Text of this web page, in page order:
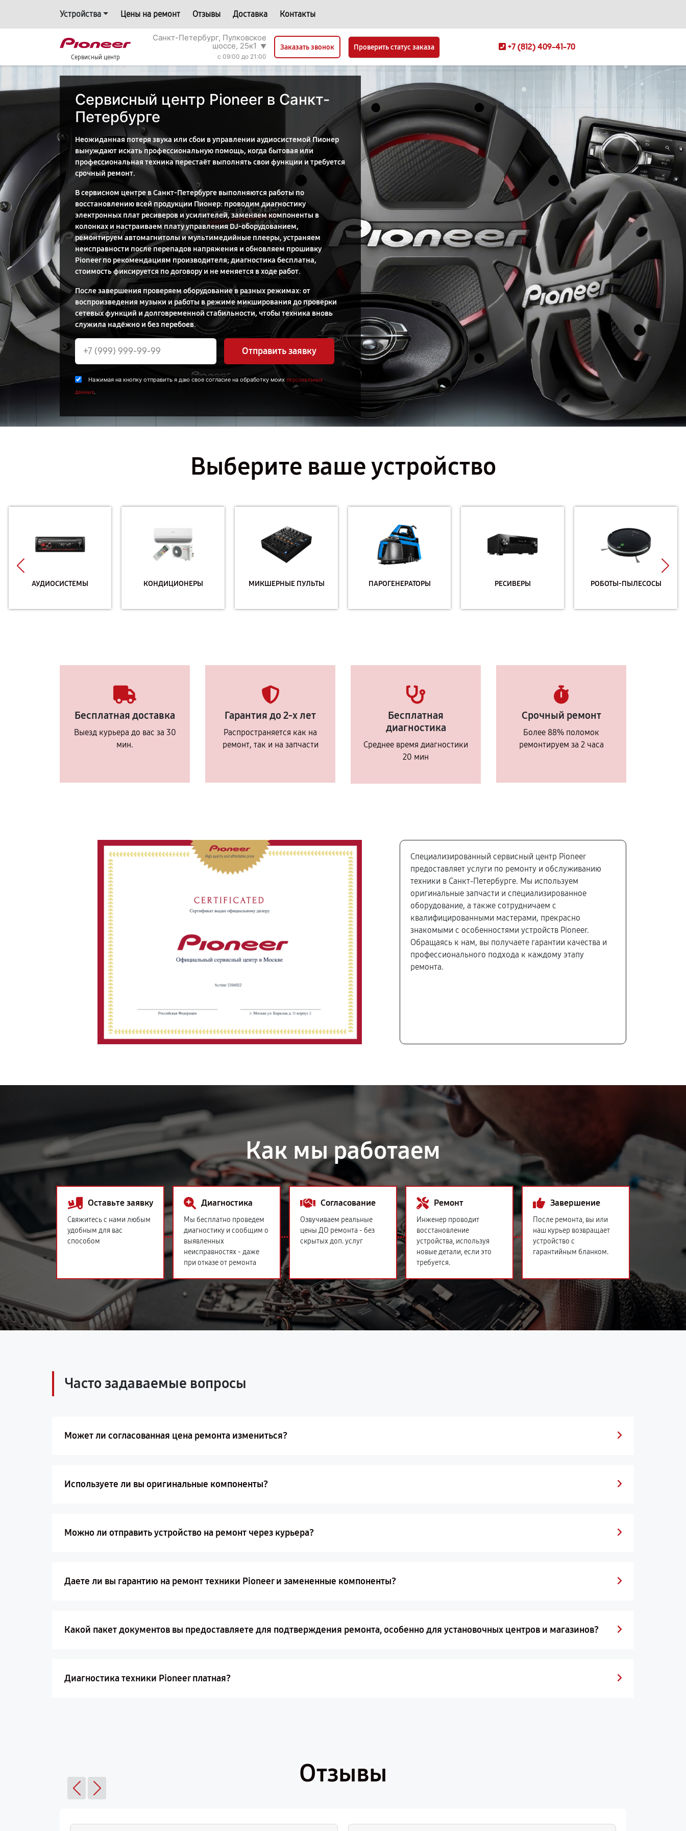
Устройства Цены на ремонт Отзывы Доставка Контакты
Сервисный центр
Санкт-Петербург, Пулковское
шоссе, 25к1
▼
c 09:00 до 21:00
Заказать звонок Проверить статус заказа +7 (812) 409-41-70
Сервисный центр Pioneer в Санкт-
Петербурге
Неожиданная потеря звука или сбои в управлении аудиосистемой Пионер
вынуждают искать профессиональную помощь, когда бытовая или
профессиональная техника перестаёт выполнять свои функции и требуется
срочный ремонт.
В сервисном центре в Санкт-Петербурге выполняются работы по
восстановлению всей продукции Пионер: проводим диагностику
электронных плат ресиверов и усилителей, заменяем компоненты в
колонках и настраиваем плату управления DJ-оборудованием,
ремонтируем автомагнитолы и мультимедийные плееры, устраняем
неисправности после перепадов напряжения и обновляем прошивку
Pioneer по рекомендациям производителя; диагностика бесплатна,
стоимость фиксируется по договору и не меняется в ходе работ.
После завершения проверяем оборудование в разных режимах: от
воспроизведения музыки и работы в режиме микширования до проверки
сетевых функций и долговременной стабильности, чтобы техника вновь
служила надёжно и без перебоев.
Отправить заявку
Нажимая на кнопку отправить я даю свое согласие на обработку моих персональных
данных.
Выберите ваше устройство
АУДИОСИСТЕМЫ КОНДИЦИОНЕРЫ МИКШЕРНЫЕ ПУЛЬТЫ ПАРОГЕНЕРАТОРЫ РЕСИВЕРЫ РОБОТЫ-ПЫЛЕСОСЫ
Бесплатная доставка
Выезд курьера до вас за 30
мин.
Гарантия до 2-х лет
Распространяется как на
ремонт, так и на запчасти
Бесплатная
диагностика
Среднее время диагностики
20 мин
Срочный ремонт
Более 88% поломок
ремонтируем за 2 часа
Специализированный сервисный центр Pioneer
предоставляет услуги по ремонту и обслуживанию
техники в Санкт-Петербурге. Мы используем
оригинальные запчасти и специализированное
оборудование, а также сотрудничаем с
квалифицированными мастерами, прекрасно
знакомыми с особенностями устройств Pioneer.
Обращаясь к нам, вы получаете гарантии качества и
профессионального подхода к каждому этапу
ремонта.
Как мы работаем
Оставьте заявку
Свяжитесь с нами любым
удобным для вас
способом
Диагностика
Мы бесплатно проведем
диагностику и сообщим о
выявленных
неисправностях - даже
при отказе от ремонта
Согласование
Озвучиваем реальные
цены ДО ремонта - без
скрытых доп. услуг
Ремонт
Инженер проводит
восстановление
устройства, используя
новые детали, если это
требуется.
Завершение
После ремонта, вы или
наш курьер возвращает
устройство с
гарантийным бланком.
Часто задаваемые вопросы
Может ли согласованная цена ремонта измениться?
Используете ли вы оригинальные компоненты?
Можно ли отправить устройство на ремонт через курьера?
Даете ли вы гарантию на ремонт техники Pioneer и замененные компоненты?
Какой пакет документов вы предоставляете для подтверждения ремонта, особенно для установочных центров и магазинов?
Диагностика техники Pioneer платная?
Отзывы